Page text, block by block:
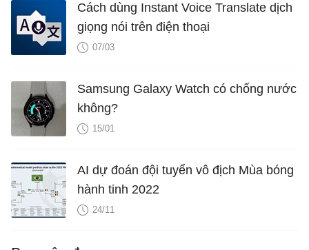
Cách dùng Instant Voice Translate dịch
giọng nói trên điện thoại
07/03
Samsung Galaxy Watch có chống nước
không?
15/01
AI dự đoán đội tuyển vô địch Mùa bóng
hành tinh 2022
24/11